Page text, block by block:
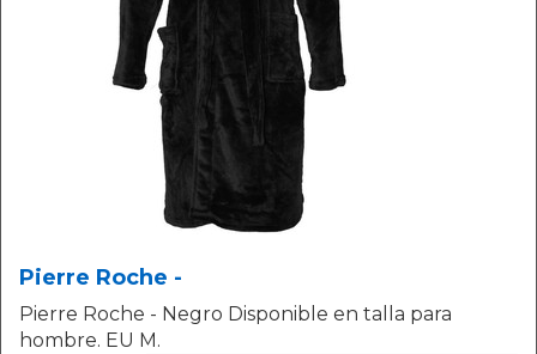
Pierre Roche -
Pierre Roche - Negro Disponible en talla para
hombre. EU M.